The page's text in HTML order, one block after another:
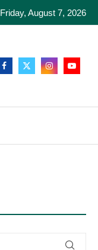
Friday, August 7, 2026